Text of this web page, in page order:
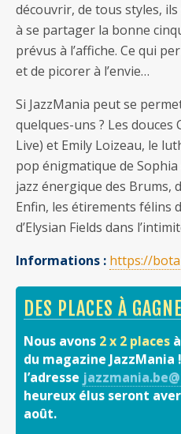
découvrir, de tous styles,
à se partager la bonne
prévus à l’affiche. Ce qui
et de picorer à l’envie…
Si JazzMania peut se
quelques-uns ? Les douces
Live) et Emily Loizeau, le
pop énigmatique de
jazz énergique des Brums,
Enfin, les étirements félins
d’Elysian Fields dans
Informations : https://
DES PLACES À
Nous avons 2 x 2 places
du magazine JazzMania
l’adresse
heureux élus seront
août.